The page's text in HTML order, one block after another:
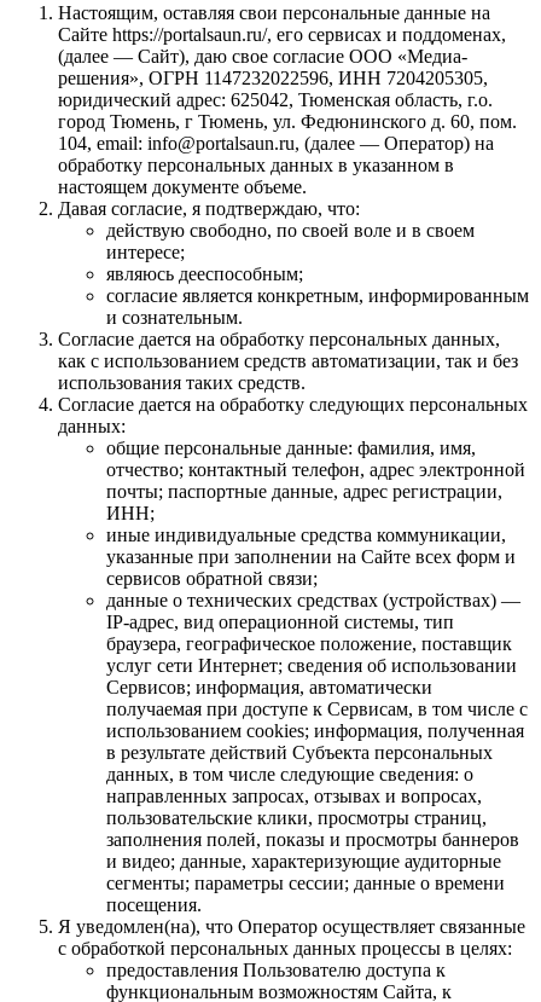
Настоящим, оставляя свои персональные данные на
Сайте https://portalsaun.ru/, его сервисах и поддоменах,
(далее — Сайт), даю свое согласие ООО «Медиа-
решения», ОГРН 1147232022596, ИНН 7204205305,
юридический адрес: 625042, Тюменская область, г.о.
город Тюмень, г Тюмень, ул. Федюнинского д. 60, пом.
104, email: info@portalsaun.ru, (далее — Оператор) на
обработку персональных данных в указанном в
настоящем документе объеме.
Давая согласие, я подтверждаю, что:
действую свободно, по своей воле и в своем
интересе;
являюсь дееспособным;
согласие является конкретным, информированным
и сознательным.
Согласие дается на обработку персональных данных,
как с использованием средств автоматизации, так и без
использования таких средств.
Согласие дается на обработку следующих персональных
данных:
общие персональные данные: фамилия, имя,
отчество; контактный телефон, адрес электронной
почты; паспортные данные, адрес регистрации,
ИНН;
иные индивидуальные средства коммуникации,
указанные при заполнении на Сайте всех форм и
сервисов обратной связи;
данные о технических средствах (устройствах) —
IP-адрес, вид операционной системы, тип
браузера, географическое положение, поставщик
услуг сети Интернет; сведения об использовании
Сервисов; информация, автоматически
получаемая при доступе к Сервисам, в том числе с
использованием cookies; информация, полученная
в результате действий Субъекта персональных
данных, в том числе следующие сведения: о
направленных запросах, отзывах и вопросах,
пользовательские клики, просмотры страниц,
заполнения полей, показы и просмотры баннеров
и видео; данные, характеризующие аудиторные
сегменты; параметры сессии; данные о времени
посещения.
Я уведомлен(на), что Оператор осуществляет связанные
с обработкой персональных данных процессы в целях:
предоставления Пользователю доступа к
функциональным возможностям Сайта, к